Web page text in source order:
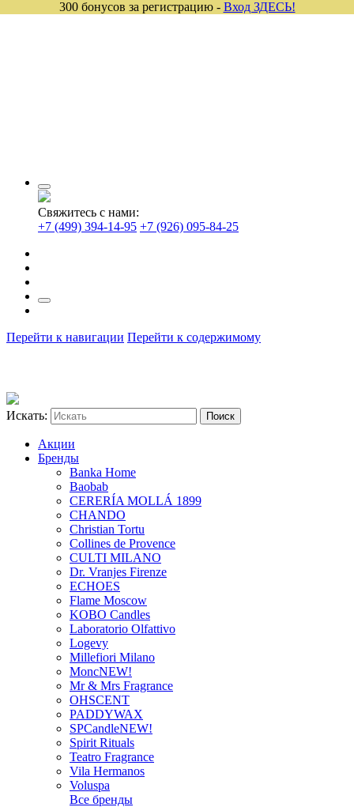
Свяжитесь с нами:
+7 (499) 394-14-95 +7 (926) 095-84-25
Перейти к навигации Перейти к содержимому
Искать:
Акции
Бренды
Banka Home
Baobab
CERERÍA MOLLÁ 1899
CHANDO
Christian Tortu
Collines de Provence
CULTI MILANO
Dr. Vranjes Firenze
ECHOES
Flame Moscow
KOBO Candles
Laboratorio Olfattivo
Logevy
Millefiori Milano
MoncNEW!
Mr & Mrs Fragrance
OHSCENT
PADDYWAX
SPCandleNEW!
Spirit Rituals
Teatro Fragrance
Vila Hermanos
Voluspa
Все бренды
300 бонусов за регистрацию - Вход ЗДЕСЬ!